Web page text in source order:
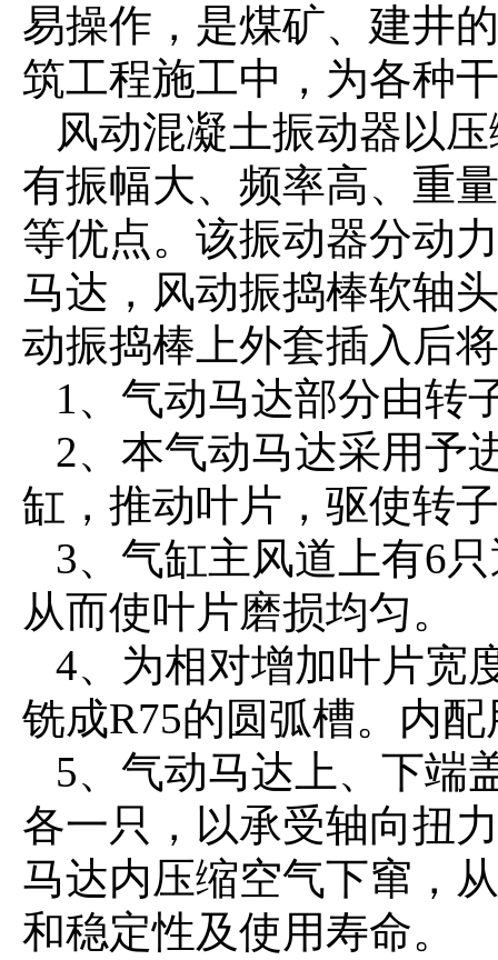
易操作，是煤矿、建井
筑工程施工中，为各种
风动混凝土振动器以
有振幅大、频率高、重
等优点。该振动器分动
马达，风动振捣棒软轴
动振捣棒上外套插入后
1、气动马达部分由转
2、本气动马达采用予
缸，推动叶片，驱使转
3、气缸主风道上有6
从而使叶片磨损均匀。
4、为相对增加叶片宽
铣成R75的圆弧槽。内
5、气动马达上、下端
各一只，以承受轴向扭
马达内压缩空气下窜，
和稳定性及使用寿命。